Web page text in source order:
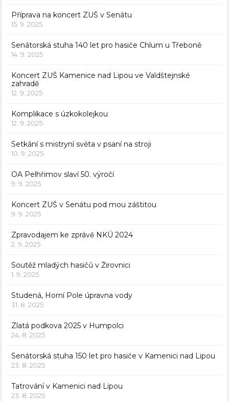
Příprava na koncert ZUŠ v Senátu
15. 9. 2025
Senátorská stuha 140 let pro hasiče Chlum u Třeboně
14. 9. 2025
Koncert ZUŠ Kamenice nad Lipou ve Valdštejnské
zahradě
12. 9. 2025
Komplikace s úzkokolejkou
12. 9. 2025
Setkání s mistryní světa v psaní na stroji
10. 9. 2025
OA Pelhřimov slaví 50. výročí
9. 9. 2025
Koncert ZUŠ v Senátu pod mou záštitou
9. 9. 2025
Zpravodajem ke zprávě NKÚ 2024
2. 9. 2025
Soutěž mladých hasičů v Žirovnici
1. 9. 2025
Studená, Horní Pole úpravna vody
31. 8. 2025
Zlatá podkova 2025 v Humpolci
24. 8. 2025
Senátorská stuha 150 let pro hasiče v Kamenici nad Lipou
23. 8. 2025
Tatrování v Kamenici nad Lipou
23. 8. 2025